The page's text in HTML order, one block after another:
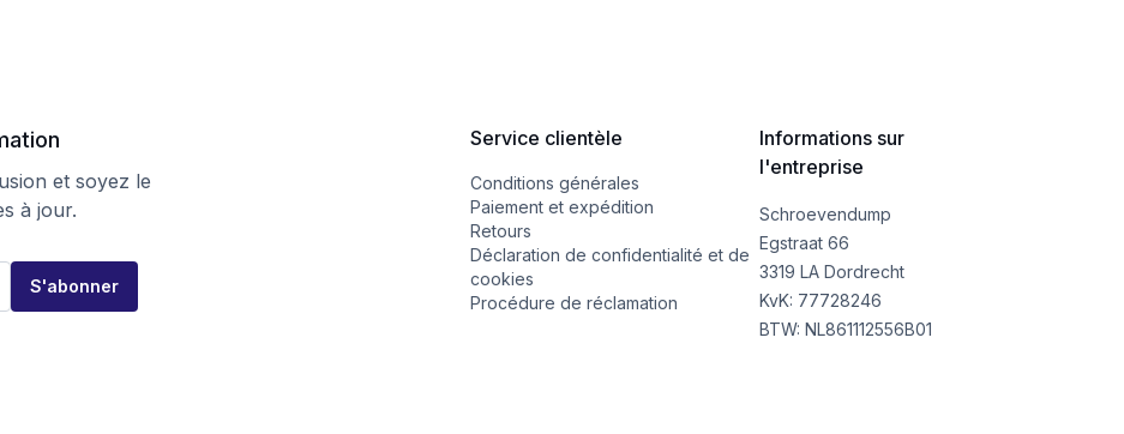
et soyez le
à jour.
S'abonner
Service clientèle
Conditions générales
Paiement et expédition
Retours
Déclaration de confidentialité et de
cookies
Procédure de réclamation
Informations sur
l'entreprise
Schroevendump
Egstraat 66
3319 LA Dordrecht
KvK: 77728246
BTW: NL861112556B01